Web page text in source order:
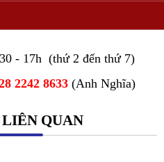
hàng còn giữ nguyên tình
- 17h (thứ 2 đến thứ 7)
2242 8633 (Anh Nghĩa)
QUAN